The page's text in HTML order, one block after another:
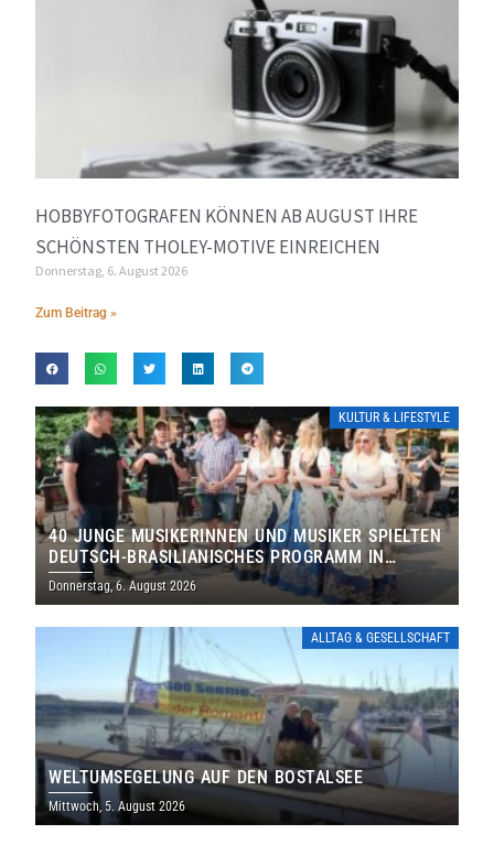
HOBBYFOTOGRAFEN KÖNNEN AB AUGUST IHRE
SCHÖNSTEN THOLEY-MOTIVE EINREICHEN
Donnerstag, 6. August 2026
Zum Beitrag »
KULTUR & LIFESTYLE
40 JUNGE MUSIKERINNEN UND MUSIKER SPIELTEN
DEUTSCH-BRASILIANISCHES PROGRAMM IN
THOLEY
Donnerstag, 6. August 2026
ALLTAG & GESELLSCHAFT
WELTUMSEGELUNG AUF DEN BOSTALSEE
Mittwoch, 5. August 2026